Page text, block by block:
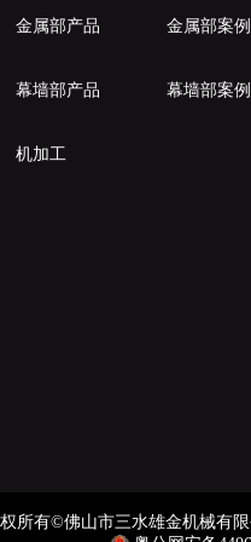
金属部产品
幕墙部产品
机加工
金属部案例
幕墙部案例
所有©佛山市三水雄金机械有限